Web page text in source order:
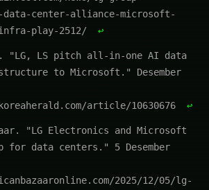
center-alliance-microsoft-
play-2512/
↩
"LG, LS pitch all-in-one AI data
to Microsoft." Desember
article/10630676
↩
"LG Electronics and Microsoft
for data centers." 5 Desember
2025/12/05/lg-